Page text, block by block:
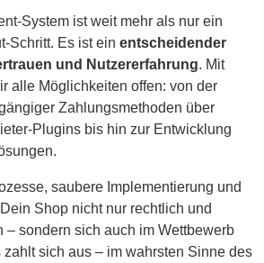
System ist weit mehr als nur ein
Schritt. Es ist ein entscheidender
und Nutzererfahrung. Mit
alle Möglichkeiten offen: von der
Zahlungsmethoden über
Plugins bis hin zur Entwicklung
saubere Implementierung und
Shop nicht nur rechtlich und
– sondern sich auch im Wettbewerb
sich aus – im wahrsten Sinne des